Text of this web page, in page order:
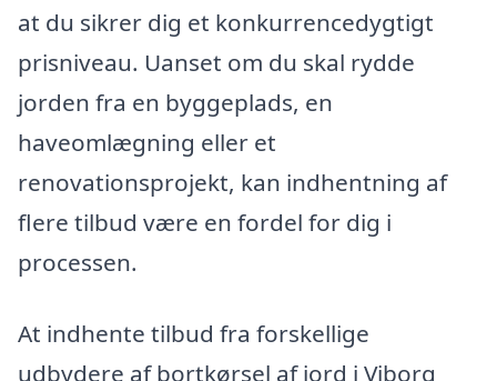
at du sikrer dig et konkurrencedygtigt
prisniveau. Uanset om du skal rydde
jorden fra en byggeplads, en
haveomlægning eller et
renovationsprojekt, kan indhentning af
flere tilbud være en fordel for dig i
processen.
At indhente tilbud fra forskellige
udbydere af bortkørsel af jord i Viborg